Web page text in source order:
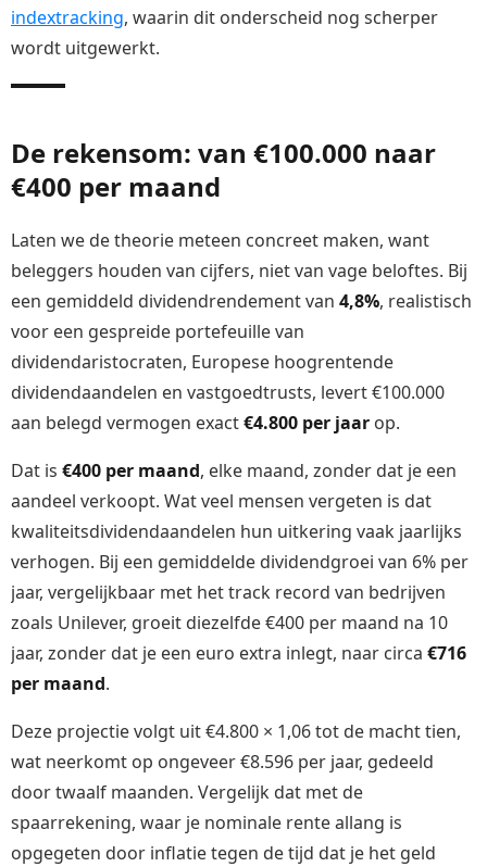
indextracking, waarin dit onderscheid nog scherper
wordt uitgewerkt.
De rekensom: van €100.000 naar
€400 per maand
Laten we de theorie meteen concreet maken, want
beleggers houden van cijfers, niet van vage beloftes. Bij
een gemiddeld dividendrendement van 4,8%, realistisch
voor een gespreide portefeuille van
dividendaristocraten, Europese hoogrentende
dividendaandelen en vastgoedtrusts, levert €100.000
aan belegd vermogen exact€4.800 per jaar op.
Dat is €400 per maand, elke maand, zonder dat je een
aandeel verkoopt. Wat veel mensen vergeten is dat
kwaliteitsdividendaandelen hun uitkering vaak jaarlijks
verhogen. Bij een gemiddelde dividendgroei van 6% per
jaar, vergelijkbaar met het track record van bedrijven
zoals Unilever, groeit diezelfde €400 per maand na 10
jaar, zonder dat je een euro extra inlegt, naar circa €716
per maand.
Deze projectie volgt uit €4.800 × 1,06 tot de macht tien,
wat neerkomt op ongeveer €8.596 per jaar, gedeeld
door twaalf maanden. Vergelijk dat met de
spaarrekening, waar je nominale rente allang is
opgegeten door inflatie tegen de tijd dat je het geld